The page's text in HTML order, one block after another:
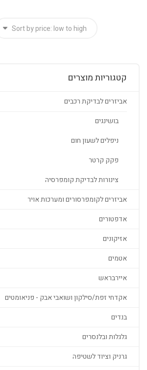
קטגוריות מוצרים
אביזרים לבדיקת רכבים
בושינגים
ניפלים לשעון חום
פקק קרטר
צינורות לבדיקת קומפרסיה
אביזרים לקומפרסורים ומערכות אויר
אדפטורים
אזיקונים
אטמים
איירבראש
אקדחי זפת/סילקון ושואבי אבק - פניאומטים
בנדים
גלגלות ובלנסרים
גרניק וציוד לשטיפה